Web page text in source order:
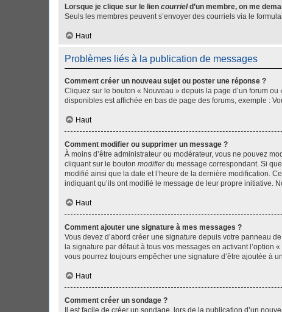
Lorsque je clique sur le lien courrield’un membre, on me
Seuls les membres peuvent s’envoyer des courriels via le
Haut
Problèmes liés à la publication de messages
Comment créer un nouveau sujet ou poster une réponse ?
Cliquez sur le bouton « Nouveau » depuis la page d’un forum
disponibles est affichée en bas de page des forums, exemple :
Haut
Comment modifier ou supprimer un message ?
À moins d’être administrateur ou modérateur, vous ne pouvez
cliquant sur le bouton modifierdu message correspondant. Si
modifié ainsi que la date et l’heure de la dernière modification.
indiquant qu’ils ont modifié le message de leur propre initiative.
Haut
Comment ajouter une signature à mes messages ?
Vous devez d’abord créer une signature depuis votre panneau
la signature par défaut à tous vos messages en activant l’option
vous pourrez toujours empêcher une signature d’être ajoutée à
Haut
Comment créer un sondage ?
Il est facile de créer un sondage, lors de la publication d’un